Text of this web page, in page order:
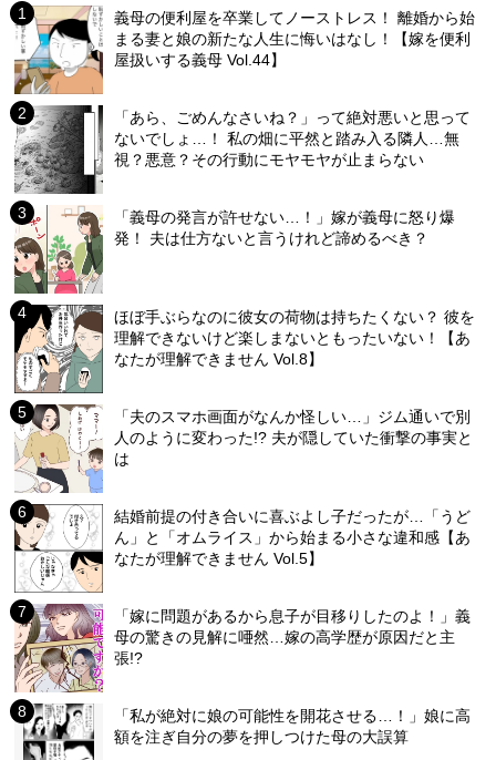
義母の便利屋を卒業してノーストレス！ 離婚から始
まる妻と娘の新たな人生に悔いはなし！【嫁を便利
屋扱いする義母 Vol.44】
「あら、ごめんなさいね？」って絶対悪いと思って
ないでしょ…！ 私の畑に平然と踏み入る隣人…無
視？悪意？その行動にモヤモヤが止まらない
「義母の発言が許せない…！」嫁が義母に怒り爆
発！ 夫は仕方ないと言うけれど諦めるべき？
ほぼ手ぶらなのに彼女の荷物は持ちたくない？ 彼を
理解できないけど楽しまないともったいない！【あ
なたが理解できません Vol.8】
「夫のスマホ画面がなんか怪しい…」ジム通いで別
人のように変わった!? 夫が隠していた衝撃の事実と
は
結婚前提の付き合いに喜ぶよし子だったが…「うど
ん」と「オムライス」から始まる小さな違和感【あ
なたが理解できません Vol.5】
「嫁に問題があるから息子が目移りしたのよ！」義
母の驚きの見解に唖然…嫁の高学歴が原因だと主
張!?
「私が絶対に娘の可能性を開花させる…！」娘に高
額を注ぎ自分の夢を押しつけた母の大誤算